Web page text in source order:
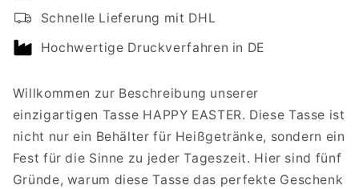
EASTEREASTER
Schnelle Lieferung mit DHL
Hochwertige Druckverfahren in DE
Willkommen zur Beschreibung unserer
einzigartigen Tasse HAPPY EASTER. Diese Tasse ist
nicht nur ein Behälter für Heißgetränke, sondern ein
Fest für die Sinne zu jeder Tageszeit. Hier sind fünf
Gründe, warum diese Tasse das perfekte Geschenk